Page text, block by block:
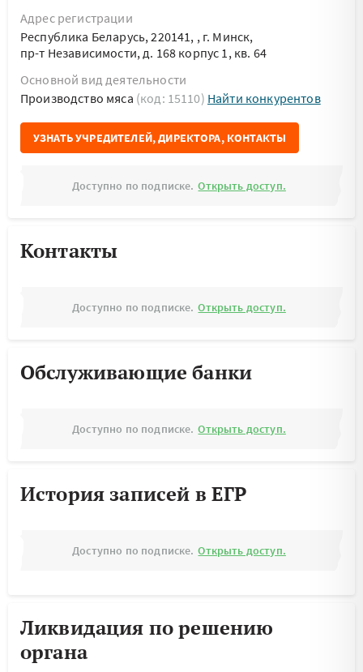
Адрес регистрации
Республика Беларусь, 220141, , г. Минск,
пр-т Независимости, д. 168 корпус 1, кв. 64
Основной вид деятельности
Производство мяса (код: 15110) Найти конкурентов
УЗНАТЬ УЧРЕДИТЕЛЕЙ, ДИРЕКТОРА, КОНТАКТЫ
Доступно по подписке. Открыть доступ.
Контакты
Доступно по подписке. Открыть доступ.
Обслуживающие банки
Доступно по подписке. Открыть доступ.
История записей в ЕГР
Доступно по подписке. Открыть доступ.
Ликвидация по решению
органа